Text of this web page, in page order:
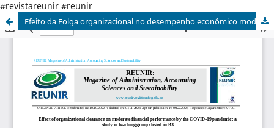
#revistareunir #reunir
Efeito da Folga organizacional no desempenho econômico moderada pela pandemia da COVID-19: um estudo em grupos de ensino listados na B3